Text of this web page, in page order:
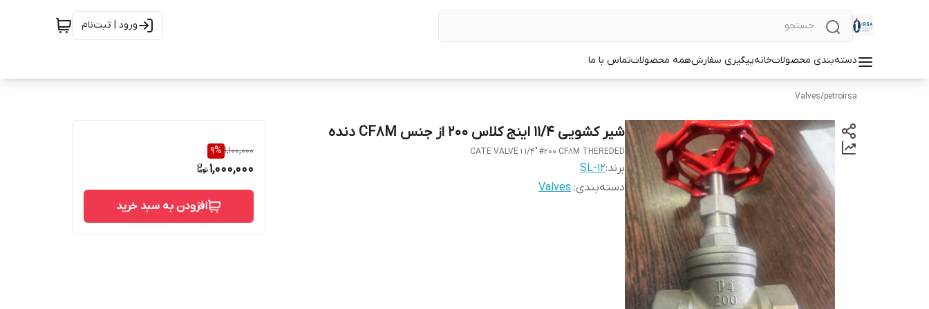
ورود | ثبت‌نام
دسته‌بندی محصولاتخانهپیگیری سفارشهمه محصولاتتماس با ما
petroirsa
/
Valves
شیر کشویی 11/4 اینج کلاس 200 از جنس CF8M دنده
CATE VALVE 1 1/4" #200 CF8M THEREDED
برند:SL-12
دسته‌بندی:
Valves
1,100,000
9%
1,000,000
افزودن به سبد خرید